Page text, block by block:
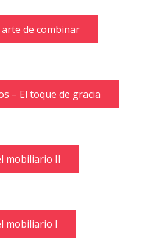
de combinar
– El toque de gracia
mobiliario II
mobiliario I